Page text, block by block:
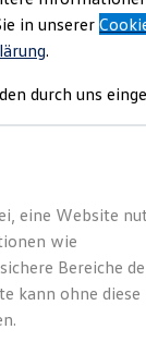
in unserer
.
durch uns
eine Website
wie
Bereiche
kann ohne diese